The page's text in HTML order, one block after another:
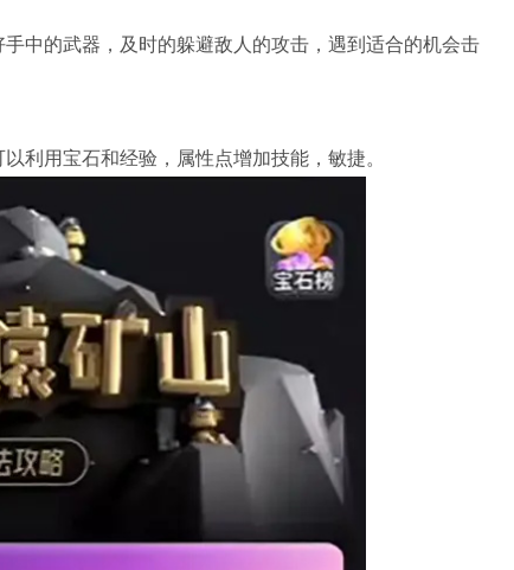
中的武器，及时的躲避敌人的攻击，遇到适合的机会击
利用宝石和经验，属性点增加技能，敏捷。